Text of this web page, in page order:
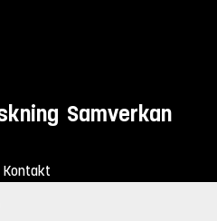
Samverkan
Kontakt